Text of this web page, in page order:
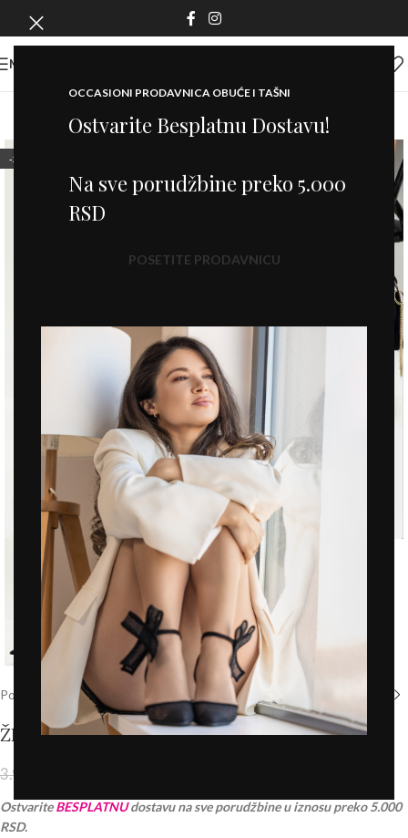
OCCASIONI PRODAVNICA OBUĆE I TAŠNI
Ostvarite Besplatnu Dostavu!
Na sve porudžbine preko 5.000
RSD
POSETITE PRODAVNICU
MENI
-20%
Click to enlarge
Početna Prodavnica
ŽENSKE SALONKE – L242558 CRNE
3.990,00
OstvariteBESPLATNUdostavu na sve porudžbine u iznosu preko 5.000
RSD.